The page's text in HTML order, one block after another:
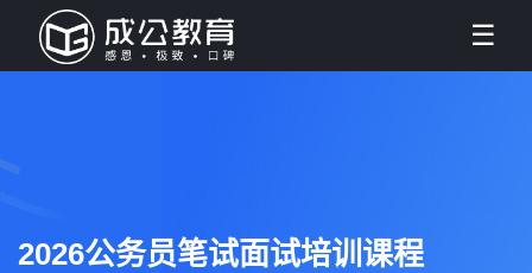
☰
2026公务员笔试面试培训课程